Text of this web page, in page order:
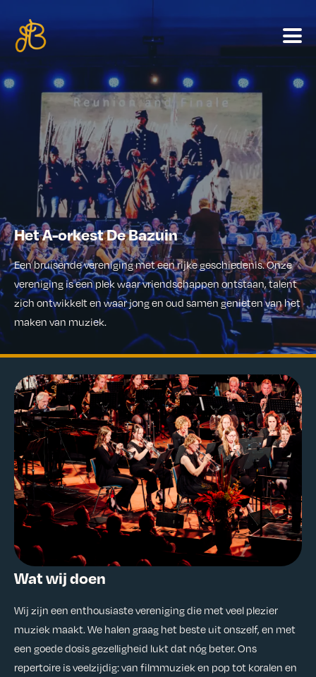
Het A-orkest De Bazuin
Een bruisende vereniging met een rijke geschiedenis. Onze
vereniging is een plek waar vriendschappen ontstaan, talent
zich ontwikkelt en waar jong en oud samen genieten van het
maken van muziek.
Wat wij doen
Wij zijn een enthousiaste vereniging die met veel plezier
muziek maakt. We halen graag het beste uit onszelf, en met
een goede dosis gezelligheid lukt dat nóg beter. Ons
repertoire is veelzijdig: van filmmuziek en pop tot koralen en